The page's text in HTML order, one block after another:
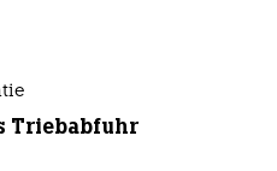
Triebabfuhr